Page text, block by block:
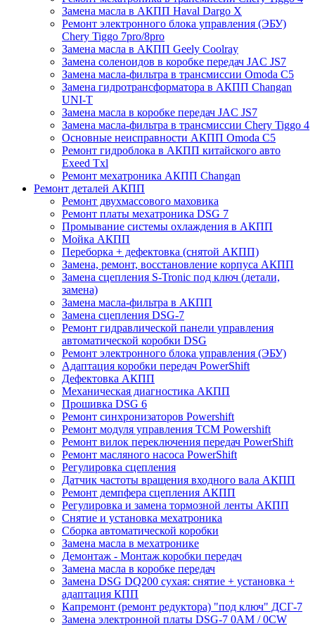
Замена масла в АКПП Haval Dargo X
Ремонт электронного блока управления (ЭБУ)
Chery Tiggo 7pro/8pro
Замена масла в АКПП Geely Coolray
Замена соленоидов в коробке передач JAC JS7
Замена масла-фильтра в трансмиссии Omoda C5
Замена гидротрансформатора в АКПП Changan
UNI-T
Замена масла в коробке передач JAC JS7
Замена масла-фильтра в трансмиссии Chery Tiggo 4
Основные неисправности АКПП Omoda C5
Ремонт гидроблока в АКПП китайского авто
Exeed Txl
Ремонт мехатроника АКПП Changan
Ремонт деталей АКПП
Ремонт двухмассового маховика
Ремонт платы мехатроника DSG 7
Промывание системы охлаждения в АКПП
Мойка АКПП
Переборка + дефектовка (снятой АКПП)
Замена, ремонт, восстановление корпуса АКПП
Замена сцепления S-Tronic под ключ (детали,
замена)
Замена масла-фильтра в АКПП
Замена сцепления DSG-7
Ремонт гидравлической панели управления
автоматической коробки DSG
Ремонт электронного блока управления (ЭБУ)
Адаптация коробки передач PowerShift
Дефектовка АКПП
Механическая диагностика АКПП
Прошивка DSG 6
Ремонт синхронизаторов Powershift
Ремонт модуля управления TCM Powershift
Ремонт вилок переключения передач PowerShift
Ремонт масляного насоса PowerShift
Регулировка сцепления
Датчик частоты вращения входного вала АКПП
Ремонт демпфера сцепления АКПП
Регулировка и замена тормозной ленты АКПП
Снятие и установка мехатроника
Сборка автоматической коробки
Замена масла в мехатронике
Демонтаж - Монтаж коробки передач
Замена масла в коробке передач
Замена DSG DQ200 сухая: снятие + установка +
адаптация КПП
Капремонт (ремонт редуктора) "под ключ" ДСГ-7
Замена электронной платы DSG-7 0AM / 0CW